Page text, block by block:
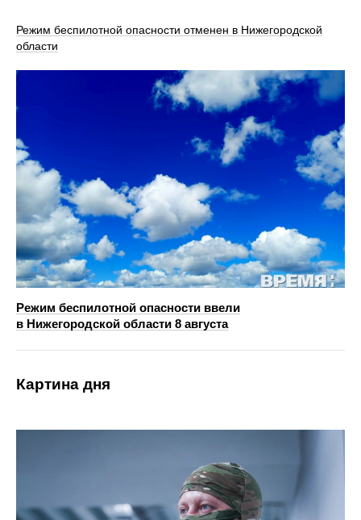
Режим беспилотной опасности отменен в Нижегородской
области
Режим беспилотной опасности ввели
в Нижегородской области 8 августа
Картина дня